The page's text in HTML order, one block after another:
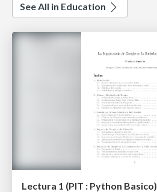
See All in Education
Lectura 1 (PIT : Python Basico)